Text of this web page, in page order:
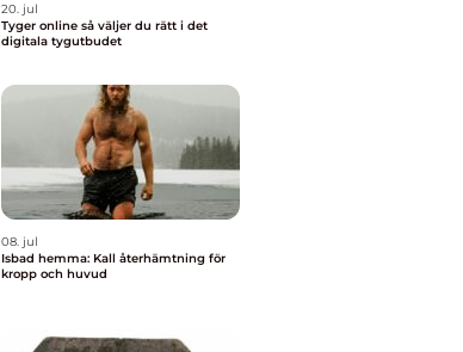
20. jul
Tyger online så väljer du rätt i det
digitala tygutbudet
08. jul
Isbad hemma: Kall återhämtning för
kropp och huvud